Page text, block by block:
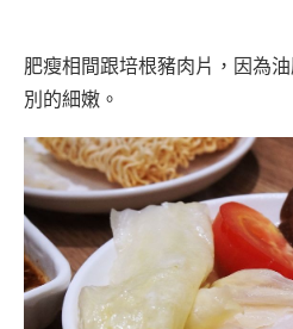
肥瘦相間跟培根豬肉片，因為
別的細嫩。